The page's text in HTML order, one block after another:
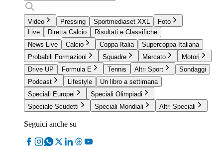
Video Pressing Sportmediaset XXL
Foto
Live
Diretta Calcio
Risultati e Classifiche
News Live
Calcio Coppa Italia
Supercoppa Italiana
Probabili Formazioni
Squadre Mercato
Motori
Drive UP
Formula E Tennis Altri Sport
Sondaggi
Podcast
Lifestyle
Un libro a settimana
Speciali Europei
Speciali Olimpiadi
Speciale Scudetti
Speciali Mondiali Altri Speciali
Seguici anche su